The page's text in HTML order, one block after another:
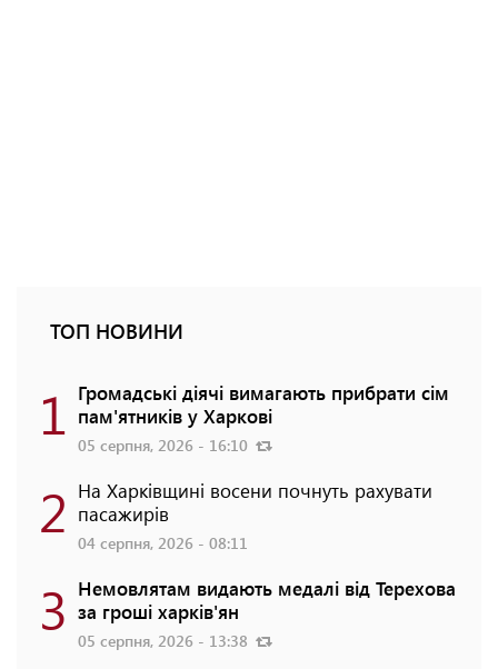
ТОП НОВИНИ
1 Громадські діячі вимагають прибрати сім
пам'ятників у Харкові
05 серпня, 2026 - 16:10
2 На Харківщині восени почнуть рахувати
пасажирів
04 серпня, 2026 - 08:11
3 Немовлятам видають медалі від Терехова
за гроші харків'ян
05 серпня, 2026 - 13:38